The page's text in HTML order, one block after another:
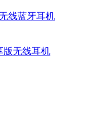
线蓝牙耳机
版无线耳机